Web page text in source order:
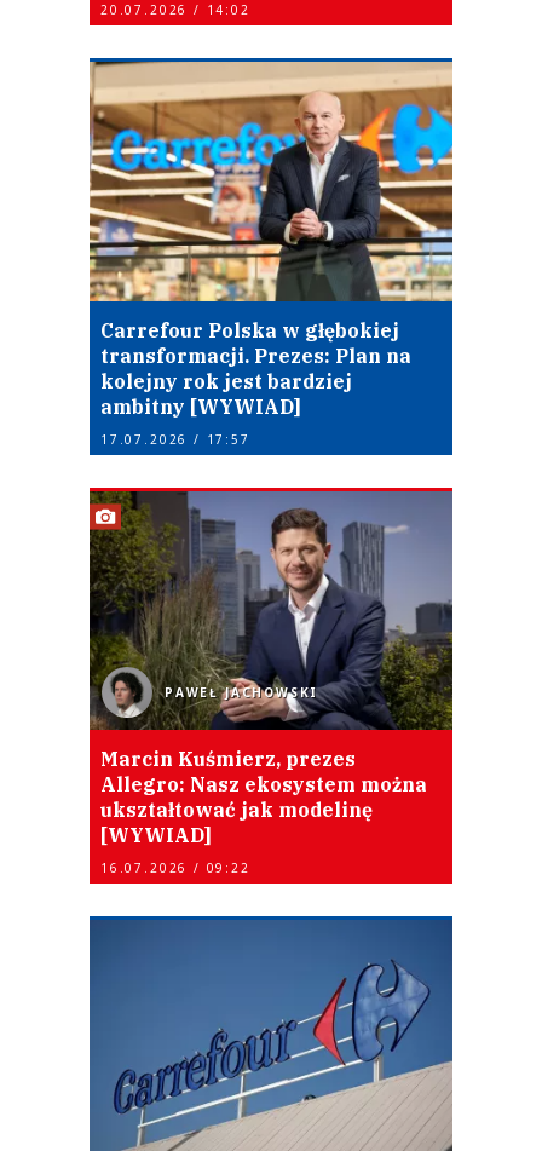
20.07.2026 / 14:02
Carrefour Polska w głębokiej
transformacji. Prezes: Plan na
kolejny rok jest bardziej
ambitny [WYWIAD]
17.07.2026 / 17:57
PAWEŁ JACHOWSKI
Marcin Kuśmierz, prezes
Allegro: Nasz ekosystem można
ukształtować jak modelinę
[WYWIAD]
16.07.2026 / 09:22